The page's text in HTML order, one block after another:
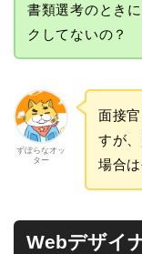
書類選考のとき
クしてないの？
ずぼらなオッ
ター
面接
すが
場合
Webデザイ